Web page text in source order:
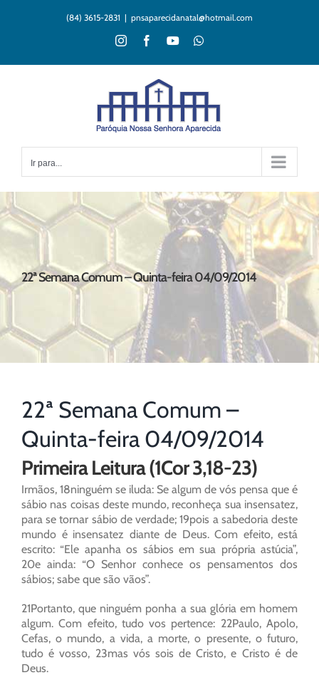
(84) 3615-2831 | pnsaparecidanatal@hotmail.com
InstagramFacebookYouTubeWhatsApp
Ir para...
22ª Semana Comum – Quinta-feira 04/09/2014
22ª Semana Comum –
Quinta-feira 04/09/2014
Primeira Leitura (1Cor 3,18-23)
Irmãos, 18ninguém se iluda: Se algum de vós pensa que é
sábio nas coisas deste mundo, reconheça sua insensatez,
para se tornar sábio de verdade; 19pois a sabedoria deste
mundo é insensatez diante de Deus. Com efeito, está
escrito: “Ele apanha os sábios em sua própria astúcia”,
20e ainda: “O Senhor conhece os pensamentos dos
sábios; sabe que são vãos”.
21Portanto, que ninguém ponha a sua glória em homem
algum. Com efeito, tudo vos pertence: 22Paulo, Apolo,
Cefas, o mundo, a vida, a morte, o presente, o futuro,
tudo é vosso, 23mas vós sois de Cristo, e Cristo é de
Deus.